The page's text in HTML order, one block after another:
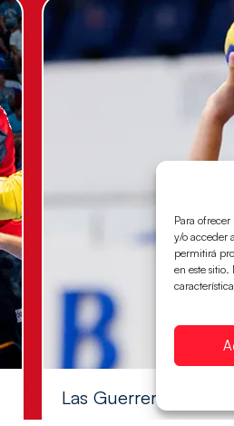
Para
y/o acceder
permitirá
en este
Las Guerreras